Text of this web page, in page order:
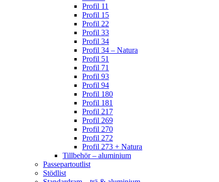
Profil 11
Profil 15
Profil 22
Profil 33
Profil 34
Profil 34 – Natura
Profil 51
Profil 71
Profil 93
Profil 94
Profil 180
Profil 181
Profil 217
Profil 269
Profil 270
Profil 272
Profil 273 + Natura
Tillbehör – aluminium
Passepartoutlist
Stödlist